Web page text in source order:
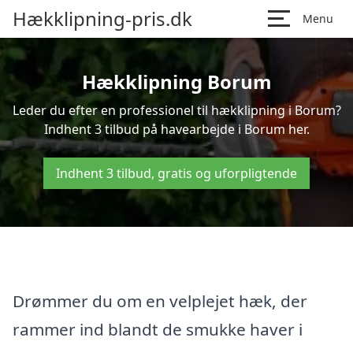
Hækklipning-pris.dk Menu
Hækklipning Borum
Leder du efter en professionel til hækklipning i Borum?
Indhent 3 tilbud på havearbejde i Borum her.
Indhent 3 tilbud, gratis og uforpligtende
Drømmer du om en velplejet hæk, der
rammer ind blandt de smukke haver i